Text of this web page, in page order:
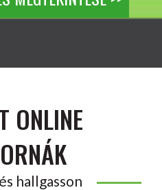
ONLINE
hallgasson